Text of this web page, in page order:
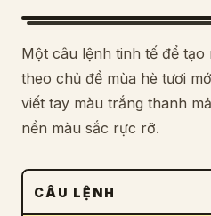
Kỹ năng
Lời nhắc
Giá cả
Tải xuống
Một câu lệnh tinh tế để
theo chủ đề mùa hè tươi
viết tay màu trắng thanh
nền màu sắc rực rỡ.
CÂU LỆNH